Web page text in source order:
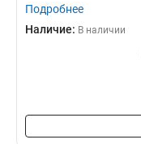
Подробнее
Наличие: В наличии